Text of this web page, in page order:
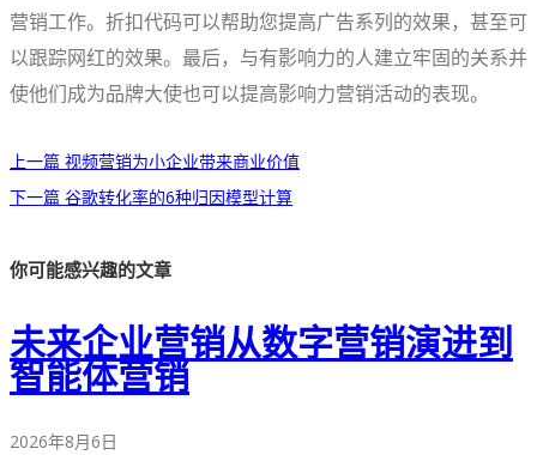
营销工作。折扣代码可以帮助您提高广告系列的效果，甚至可
以跟踪网红的效果。最后，与有影响力的人建立牢固的关系并
使他们成为品牌大使也可以提高影响力营销活动的表现。
上一篇 视频营销为小企业带来商业价值
下一篇 谷歌转化率的6种归因模型计算
你可能感兴趣的文章
未来企业营销从数字营销演进到
智能体营销
2026年8月6日